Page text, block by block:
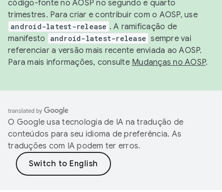
código-fonte no AOSP no segundo e quarto
trimestres. Para criar e contribuir com o AOSP, use
android-latest-release . A ramificação de
manifesto
android-latest-release sempre vai
referenciar a versão mais recente enviada ao AOSP.
Para mais informações, consulte Mudanças no AOSP.
O Google usa tecnologia de IA na tradução de
conteúdos para seu idioma de preferência. As
traduções com IA podem ter erros.